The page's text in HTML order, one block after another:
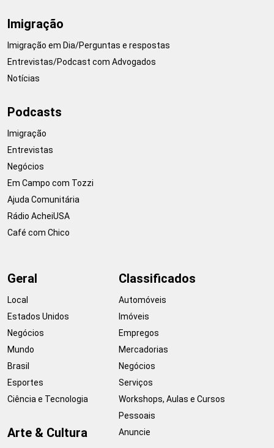
Imigração
Imigração em Dia/Perguntas e respostas
Entrevistas/Podcast com Advogados
Notícias
Podcasts
Imigração
Entrevistas
Negócios
Em Campo com Tozzi
Ajuda Comunitária
Rádio AcheiUSA
Café com Chico
Geral
Local
Estados Unidos
Negócios
Mundo
Brasil
Esportes
Ciência e Tecnologia
Arte & Cultura
Classificados
Automóveis
Imóveis
Empregos
Mercadorias
Negócios
Serviços
Workshops, Aulas e Cursos
Pessoais
Anuncie